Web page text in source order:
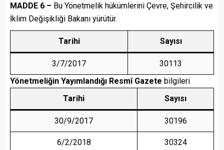
MADDE 6 – Bu Yönetmelik hükümlerini Çevre, Şehircilik ve
İklim Değişikliği Bakanı yürütür.
Tarihi Sayısı
3/7/2017
30113
Yönetmeliğin Yayımlandığı Resmî Gazete bilgileri
Tarihi
Sayısı
30/9/2017 30196
6/2/2018 30324